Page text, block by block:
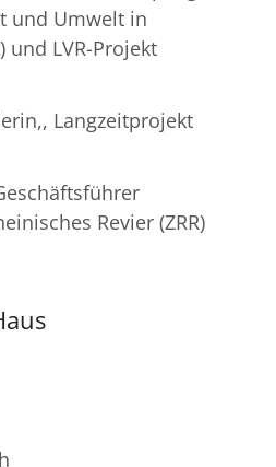
und Umwelt in
und LVR-Projekt
Langzeitprojekt
Revier (ZRR)